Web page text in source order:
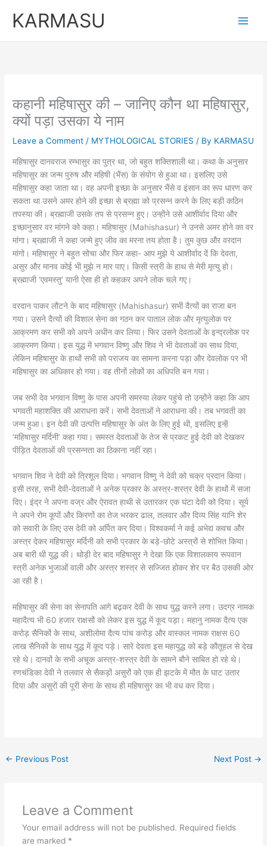
KARMASU
कहानी महिषासुर की – जानिए कौन था महिषासुर,
क्यों पड़ा उसका ये नाम
Leave a Comment / MYTHOLOGICAL STORIES / By KARMASU
महिषासुर दानवराज रम्भासुर का पुत्र था, जो बहुत शक्तिशाली था। कथा के अनुसार
महिषासुर का जन्म पुरुष और महिषी (भैंस) के संयोग से हुआ था। इसलिए उसे
महिषासुर कहा जाता था। वह अपनी इच्छा के अनुसार भैंसे व इंसान का रूप धारण कर
सकता था उसने अमर होने की इच्छा से ब्रह्मा को प्रसन्न करने के लिए बड़ी कठिन
तपस्या की। ब्रह्माजी उसके तप से प्रसन्न हुए। उन्होंने उसे आशीर्वाद दिया और
इच्छानुसार वर मांगने को कहा। महिषासुर (Mahishasur) ने उनसे अमर होने का वर
मांगा। ब्रह्माजी ने कहा जन्मे हुए जीव का मरना तय होता है। तुम कुछ और वरदान
मांगो। महिषासुर ने बहुत सोचा और फिर कहा- आप मुझे ये आशीर्वाद दें कि देवता,
असुर और मानव कोई भी मुझे न मार पाए। किसी स्त्री के हाथ से मेरी मृत्यु हो।
ब्रह्माजी ‘एवमस्तु’ यानी ऐसा ही हो कहकर अपने लोक चले गए।
वरदान पाकर लौटने के बाद महिषासुर (Mahishasur) सभी दैत्यों का राजा बन
गया। उसने दैत्यों की विशाल सेना का गठन कर पाताल लोक और मृत्युलोक पर
आक्रमण कर सभी को अपने अधीन कर लिया। फिर उसने देवताओं के इन्द्रलोक पर
आक्रमण किया। इस युद्ध में भगवान विष्णु और शिव ने भी देवताओं का साथ दिया,
लेकिन महिषासुर के हाथों सभी को पराजय का सामना करना पड़ा और देवलोक पर भी
महिषासुर का अधिकार हो गया। वह तीनों लोकों का अधिपति बन गया।
जब सभी देव भगवान विष्णु के पास अपनी समस्या लेकर पहुंचे तो उन्होंने कहा कि आप
भगवती महाशक्ति की आराधना करें। सभी देवताओं ने आराधना की। तब भगवती का
जन्म हुआ। इन देवी की उत्पत्ति महिषासुर के अंत के लिए हुई थी, इसलिए इन्हें
‘महिषासुर मर्दिनी’ कहा गया। समस्त देवताओं के तेज से प्रकट हुई देवी को देखकर
पीड़ित देवताओं की प्रसन्नता का ठिकाना नहीं रहा।
भगवान शिव ने देवी को त्रिशूल दिया। भगवान विष्णु ने देवी को चक्र प्रदान किया।
इसी तरह, सभी देवी-देवताओं ने अनेक प्रकार के अस्त्र-शस्त्र देवी के हाथों में सजा
दिए। इंद्र ने अपना वज्र और ऐरावत हाथी से उतारकर एक घंटा देवी को दिया। सूर्य
ने अपने रोम कूपों और किरणों का तेज भरकर ढाल, तलवार और दिव्य सिंह यानि शेर
को सवारी के लिए उस देवी को अर्पित कर दिया। विश्वकर्मा ने कई अभेद्य कवच और
अस्त्र देकर महिषासुर मर्दिनी को सभी प्रकार के बड़े-छोटे अस्त्रों से शोभित किया।
अब बारी थी युद्ध की। थोड़ी देर बाद महिषासुर ने देखा कि एक विशालकाय रूपवान
स्त्री अनेक भुजाओं वाली और अस्त्र शस्त्र से सज्जित होकर शेर पर बैठ उसकी ओर
आ रही है।
महिषासुर की सेना का सेनापति आगे बढ़कर देवी के साथ युद्ध करने लगा। उदग्र नामक
महादैत्य भी 60 हजार राक्षसों को लेकर इस युद्ध में कूद पड़ा। महानु नामक दैत्य एक
करोड़ सैनिकों के साथ, अशीलोमा दैत्य पांच करोड़ और वास्कल नामक राक्षस 60
लाख सैनिकों के साथ युद्ध में कूद पड़े। सारे देवता इस महायुद्ध को बड़े कौतूहल से देख
रहे थे। दानवों के सभी अचूक अस्त्र-शस्त्र देवी के सामने बौने साबित हो रहे थे।
रणचंडिका देवी ने तलवार से सैकड़ों असुरों को एक ही झटके में मौत के घाट उतार
दिया और असुराें की पूरी सेना के साथ ही महिषासुर का भी वध कर दिया।
← Previous Post Next Post →
Leave a Comment
Your email address will not be published. Required fields
are marked *